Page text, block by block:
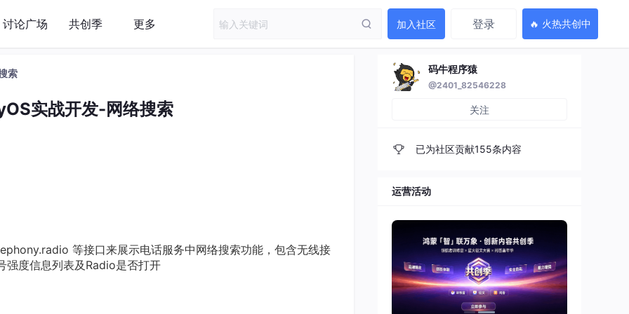
讨论广场 共创季 更多 加入社区 登录 🔥 火热共创中
索
实战开发-网络搜索
等接口来展示电话服务中网络搜索功能，包含无线接
强度信息列表及Radio是否打开
码牛程序猿
@2401_82546228
关注
已为社区贡献155条内容
运营活动